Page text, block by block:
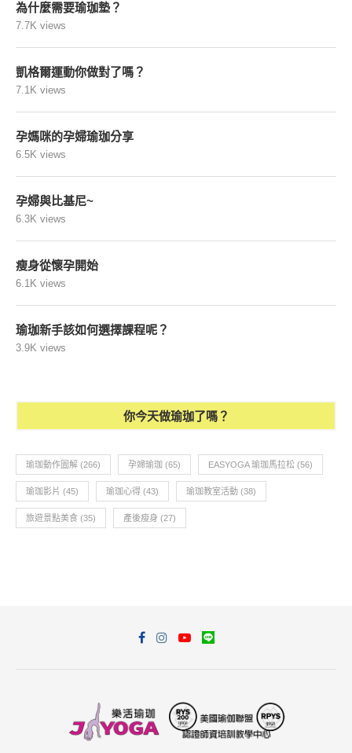
為什麼需要瑜珈墊？
7.7K views
凱格爾運動你做對了嗎？
7.1K views
孕媽咪的孕婦瑜珈分享
6.5K views
孕婦與比基尼~
6.3K views
瘦身從懷孕開始
6.1K views
瑜珈新手該如何選擇課程呢？
3.9K views
你今天做瑜珈了嗎？
瑜珈動作圖解 (266) 孕婦瑜珈 (65) EASYOGA 瑜珈馬拉松 (56)
瑜珈影片 (45) 瑜珈心得 (43) 瑜珈教室活動 (38)
旅遊景點美食 (35) 產後瘦身 (27)